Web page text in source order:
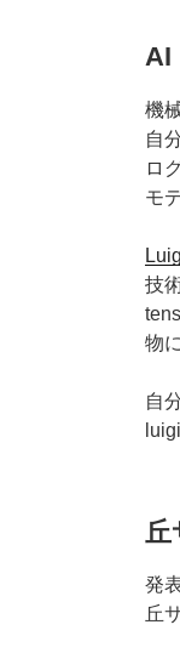
AI
機
自
ロ
モ
技
物
自
発
丘